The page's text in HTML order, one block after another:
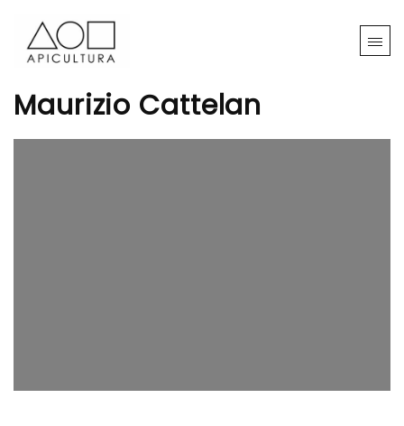
Maurizio Cattelan